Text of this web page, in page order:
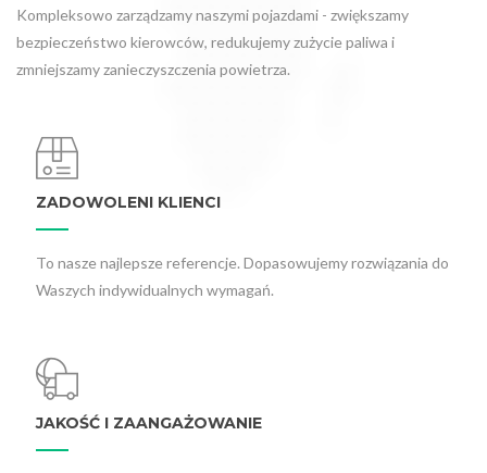
Kompleksowo zarządzamy naszymi pojazdami - zwiększamy
bezpieczeństwo kierowców, redukujemy zużycie paliwa i
zmniejszamy zanieczyszczenia powietrza.
ZADOWOLENI KLIENCI
To nasze najlepsze referencje. Dopasowujemy rozwiązania do
Waszych indywidualnych wymagań.
JAKOŚĆ I ZAANGAŻOWANIE